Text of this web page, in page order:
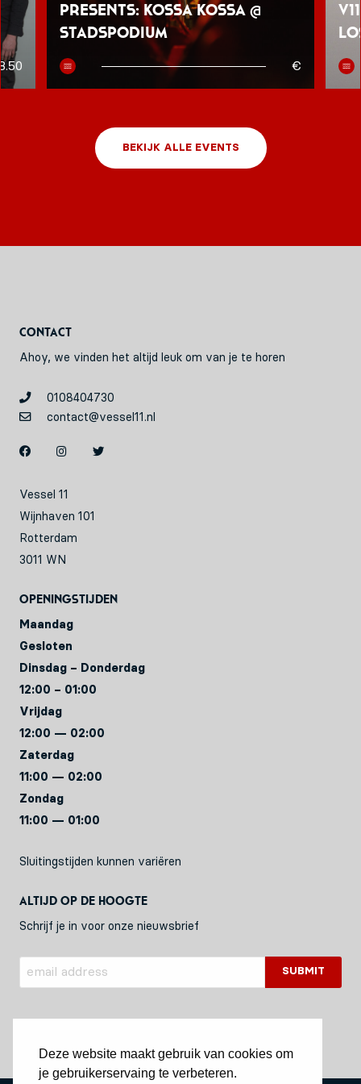
Deze website maakt gebruik van cookies om
je gebruikerservaing te verbeteren.
presents: Kossa Kossa @
Stadspodium
€
BEKIJK ALLE EVENTS
Contact
Ahoy, we vinden het altijd leuk om van je te horen
0108404730
contact@vessel11.nl
Vessel 11
Wijnhaven 101
Rotterdam
3011 WN
Openingstijden
Maandag
Gesloten
Dinsdag – Donderdag
12:00 – 01:00
Vrijdag
12:00 — 02:00
Zaterdag
11:00 — 02:00
Zondag
11:00 — 01:00
Sluitingstijden kunnen variëren
Altijd op de hoogte
Schrijf je in voor onze nieuwsbrief